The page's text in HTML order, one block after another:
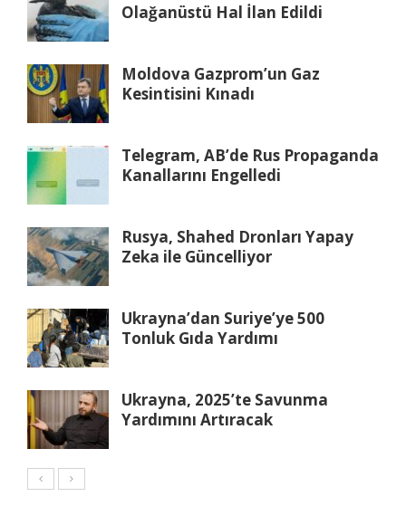
Olağanüstü Hal İlan Edildi
Moldova Gazprom’un Gaz
Kesintisini Kınadı
Telegram, AB’de Rus Propaganda
Kanallarını Engelledi
Rusya, Shahed Dronları Yapay
Zeka ile Güncelliyor
Ukrayna’dan Suriye’ye 500
Tonluk Gıda Yardımı
Ukrayna, 2025’te Savunma
Yardımını Artıracak